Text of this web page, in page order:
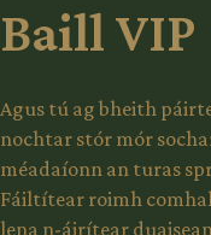
Baill VIP
Agus tú ag bheith
nochtar stór mór
méadaíonn an turas
Fáiltítear roimh
lena n-áirítear